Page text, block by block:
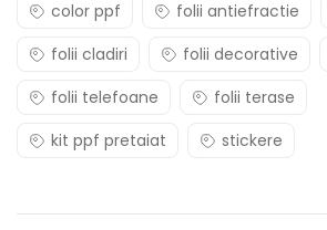
color ppf folii antiefractie
folii cladiri
folii decorative
folii telefoane
folii terase
kit ppf pretaiat
stickere